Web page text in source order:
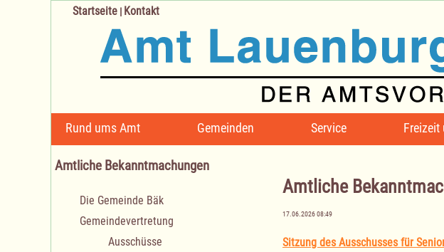
Navigation
überspringen
Rund ums Amt Gemeinden Service Freizeit
Startseite | Kontakt
Amtliche
17.06.2026 08:49
Sitzung des Ausschusses für
Amtliche Bekanntmachungen
Navigation
überspringen
Die Gemeinde Bäk
Gemeindevertretung
Ausschüsse